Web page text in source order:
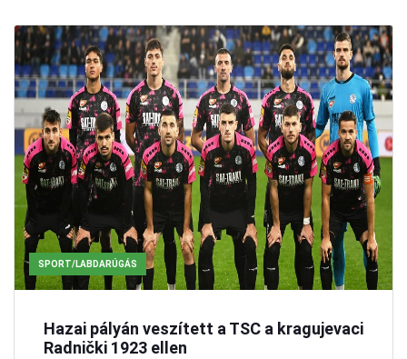
SPORT/LABDARÚGÁS
Hazai pályán veszített a TSC a kragujevaci
Radnički 1923 ellen